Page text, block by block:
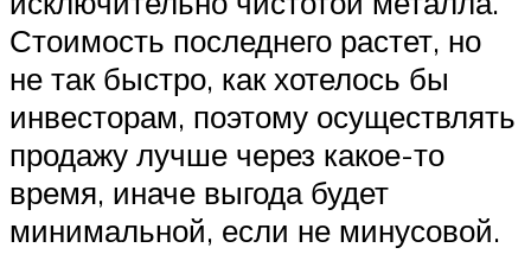
Стоимость последнего растет, но
не так быстро, как хотелось бы
инвесторам, поэтому осуществлять
продажу лучше через какое-то
время, иначе выгода будет
минимальной, если не минусовой.